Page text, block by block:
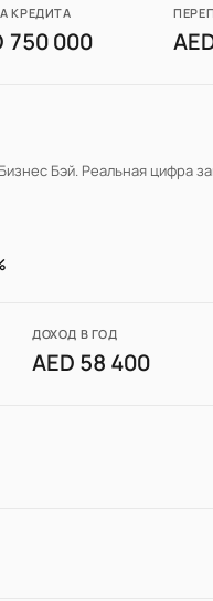
КРЕДИТА
750 000
Бизнес Бэй. Реальная цифра
ДОХОД В ГОД
AED 58 400